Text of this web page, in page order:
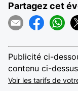
Partagez cet
Publicité ci-
contenu ci-
Voir les tarifs de